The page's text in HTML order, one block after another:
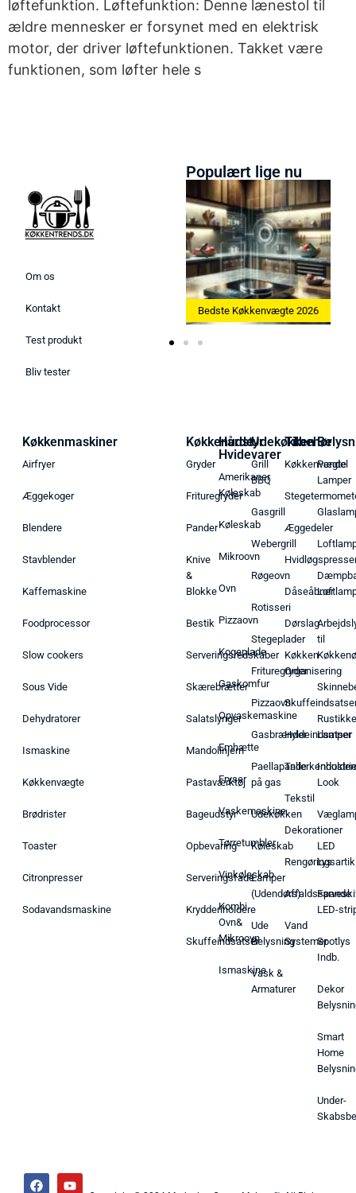
løftefunktion. Løftefunktion: Denne lænestol til
ældre mennesker er forsynet med en elektrisk
motor, der driver løftefunktionen. Takket være
funktionen, som løfter hele s
Om os
Kontakt
Test produkt
Bliv tester
Populært lige nu
Bedste Ismaskine 2026 Bedste Køkkenvægte 2026
Køkkenmaskiner
Airfryer
Æggekoger
Blendere
Stavblender
Kaffemaskine
Foodprocessor
Slow cookers
Sous Vide
Dehydratorer
Ismaskine
Køkkenvægte
Brødrister
Toaster
Citronpresser
Sodavandsmaskine
Køkkenudstyr
Gryder
Frituregryder
Pander
Knive
&
Blokke
Bestik
Serveringsredskaber
Skærebrætter
Salatslynger
Mandolinjern
Pastaværktøj
Bageudstyr
Opbevaring
Serveringsfade
Krydderiholdere
Skuffeindsatser
Hårde
Hvidevarer
Amerikaner
Køleskab
Køleskab
Mikroovn
Ovn
Pizzaovn
Kogeplade
Gaskomfur
Opvaskemaskine
Emhætte
Fryser
Vaskemaskine
Tørretumbler
Vinkøleskab
Kombi
Ovn&
Mikroovn
Ismaskine
Udekøkken
Grill
BBQ
Gasgrill
Webergrill
Røgeovn
Rotisseri
Stegeplader
Frituregryder
Pizzaovn
Gasbrænder
Paellapande
på gas
Udekøkken
Køleskab
Lamper
(Udendørs)
Ude
Belysning
Vask &
Armaturer
Tilbehør
Køkkenvægte
Æggedeler
Dåseåbner
Dørslag
Køkken
Organisering
Hyldeindsatser
Tekstil
Dekorationer
Affaldsspande
Vand
Systemer
Pendel
Lamper
til
Rustikke
Lamper
Look
LED
Lys
LED-
Spotlys
Indb.
Dekor
Smart
Home
Under-